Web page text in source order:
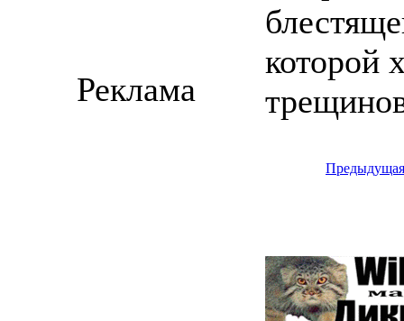
которой
Предыдущая
Реклама